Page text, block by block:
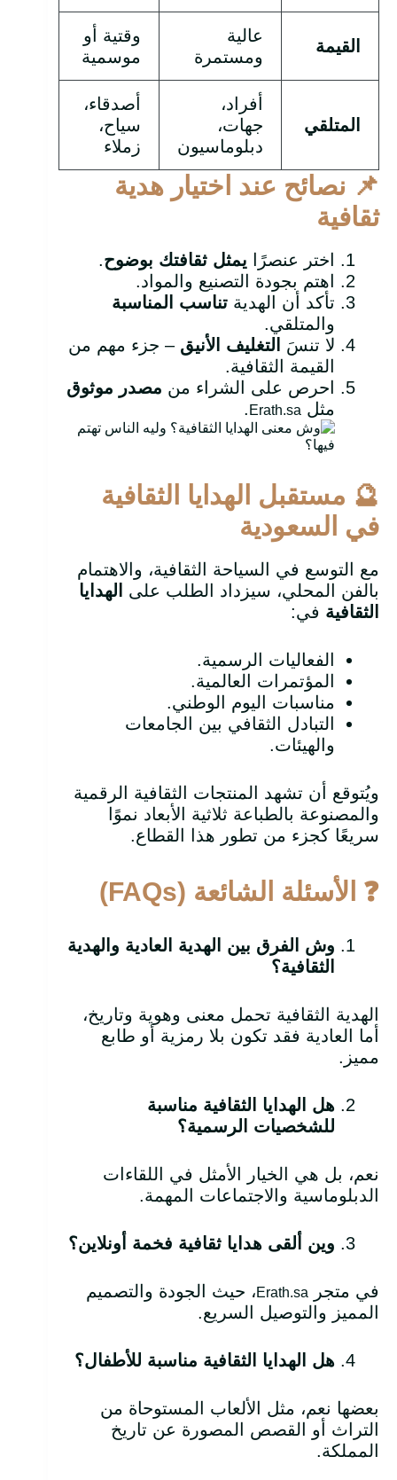
القيمة
عالية
ومستمرة
وقتية أو
موسمية
المتلقي
أفراد،
جهات،
دبلوماسيون
أصدقاء،
سياح،
زملاء
📌 نصائح عند اختيار هدية
ثقافية
اختر عنصرًا يمثل ثقافتك بوضوح.
اهتم بجودة التصنيع والمواد.
تأكد أن الهدية تناسب المناسبة
والمتلقي.
لا تنسَ
التغليف الأنيق – جزء مهم من
القيمة الثقافية.
احرص على الشراء من مصدر موثوق
مثل Erath.sa
.
🔮 مستقبل الهدايا الثقافية
في السعودية
مع التوسع في السياحة الثقافية، والاهتمام
بالفن المحلي، سيزداد الطلب على
الهدايا
الثقافية في:
الفعاليات الرسمية.
المؤتمرات العالمية.
مناسبات اليوم الوطني.
التبادل الثقافي بين الجامعات
والهيئات.
ويُتوقع أن تشهد المنتجات الثقافية الرقمية
والمصنوعة بالطباعة ثلاثية الأبعاد نموًا
سريعًا كجزء من تطور هذا القطاع.
❓ الأسئلة الشائعة (FAQs)
وش الفرق بين الهدية العادية والهدية
الثقافية؟
الهدية الثقافية تحمل معنى وهوية وتاريخ،
أما العادية فقد تكون بلا رمزية أو طابع
مميز.
هل الهدايا الثقافية مناسبة
للشخصيات الرسمية؟
نعم، بل هي الخيار الأمثل في اللقاءات
الدبلوماسية والاجتماعات المهمة.
وين ألقى هدايا ثقافية فخمة أونلاين؟
في متجر Erath.sa، حيث الجودة والتصميم
المميز والتوصيل السريع.
هل الهدايا الثقافية مناسبة للأطفال؟
بعضها نعم، مثل الألعاب المستوحاة من
التراث أو القصص المصورة عن تاريخ
المملكة.